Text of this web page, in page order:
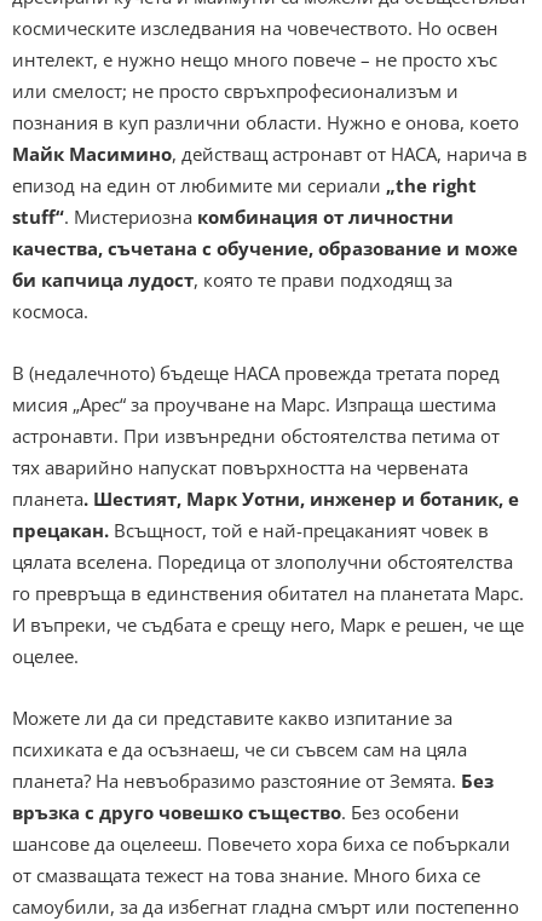
космическите изследвания на човечеството. Но освен
интелект, е нужно нещо много повече – не просто хъс
или смелост; не просто свръхпрофесионализъм и
познания в куп различни области. Нужно е онова, което
Майк Масимино, действащ астронавт от НАСА, нарича в
епизод на един от любимите ми сериали „the right
stuff“. Мистериозна комбинация от личностни
качества, съчетана с обучение, образование и може
би капчица лудост, която те прави подходящ за
космоса.
В (недалечното) бъдеще НАСА провежда третата поред
мисия „Арес“ за проучване на Марс. Изпраща шестима
астронавти. При извънредни обстоятелства петима от
тях аварийно напускат повърхността на червената
планета. Шестият, Марк Уотни, инженер и ботаник, е
прецакан. Всъщност, той е най-прецаканият човек в
цялата вселена. Поредица от злополучни обстоятелства
го превръща в единствения обитател на планетата Марс.
И въпреки, че съдбата е срещу него, Марк е решен, че ще
оцелее.
Можете ли да си представите какво изпитание за
психиката е да осъзнаеш, че си съвсем сам на цяла
планета? На невъобразимо разстояние от Земята. Без
връзка с друго човешко същество. Без особени
шансове да оцелееш. Повечето хора биха се побъркали
от смазващата тежест на това знание. Много биха се
самоубили, за да избегнат гладна смърт или постепенно